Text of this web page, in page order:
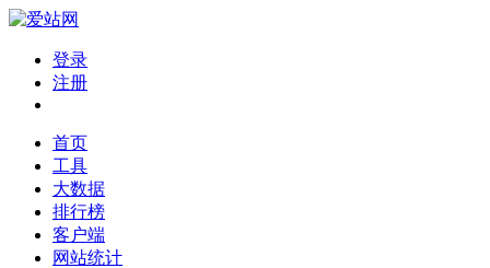
登录
注册
首页
工具
大数据
排行榜
客户端
网站统计